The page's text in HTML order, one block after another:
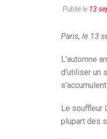
Publié le 13
Paris, le 13
L’automne
d’utiliser un
Le souffleur
plupart des